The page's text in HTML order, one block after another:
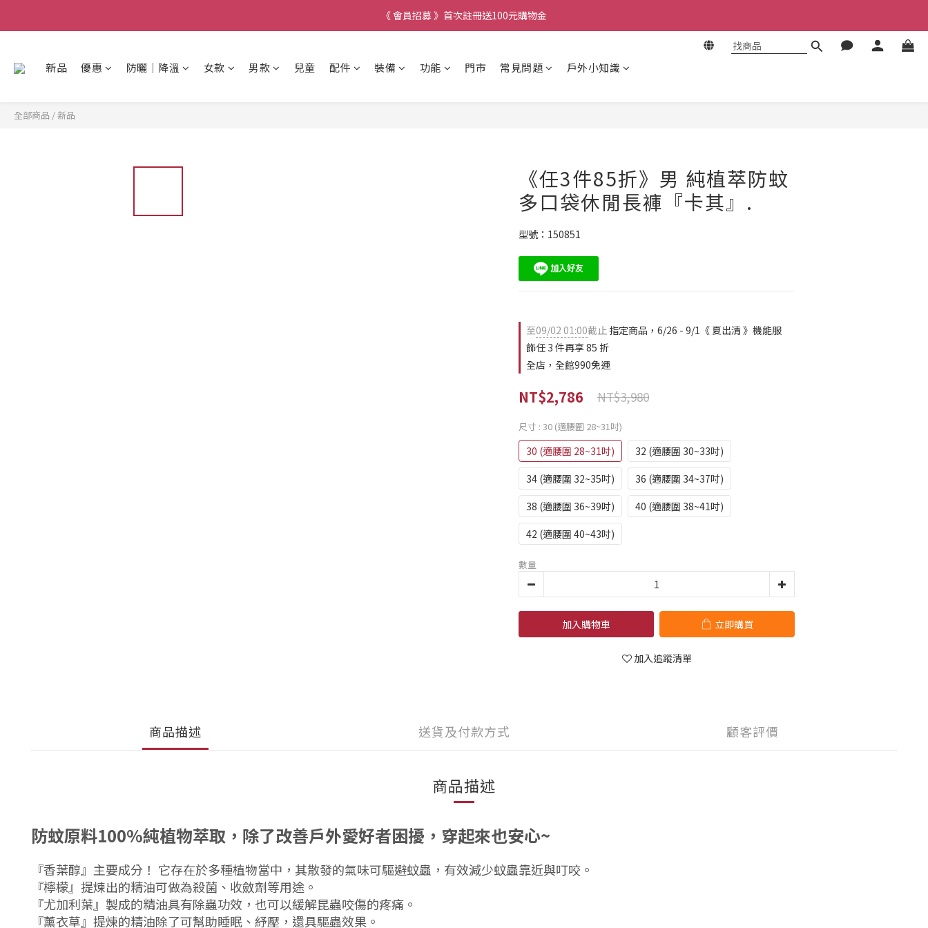
《 會員招募 》首次註冊送100元購物金
新品 優惠 防曬│降溫 女款 男款 兒童 配件 裝備 功能 門市 常見問題 戶外小知識
全部商品 /新品
《任3件85折》男 純植萃防蚊
多口袋休閒長褲『卡其』.
型號：150851
至09/02 01:00截止 指定商品，6/26 - 9/1《 夏出清 》機能服
飾任 3 件再享 85 折
全店，全館990免運
NT$2,786 NT$3,980
尺寸 : 30 (適腰圍 28~31吋)
30 (適腰圍 28~31吋)
32 (適腰圍 30~33吋)
34 (適腰圍 32~35吋)
36 (適腰圍 34~37吋)
38 (適腰圍 36~39吋)
40 (適腰圍 38~41吋)
42 (適腰圍 40~43吋)
數量
加入購物車 立即購買
加入追蹤清單
商品描述 送貨及付款方式 顧客評價
商品描述
防蚊原料100%純植物萃取，除了改善戶外愛好者困擾，穿起來也安心~
『香葉醇』主要成分！ 它存在於多種植物當中，其散發的氣味可驅避蚊蟲，有效減少蚊蟲靠近與叮咬。
『檸檬』提煉出的精油可做為殺菌、收斂劑等用途。
『尤加利葉』製成的精油具有除蟲功效，也可以緩解昆蟲咬傷的疼痛。
『薰衣草』提煉的精油除了可幫助睡眠、紓壓，還具驅蟲效果。